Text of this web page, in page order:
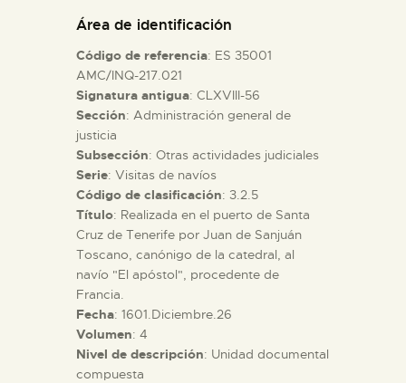
ESPAÑOL
PREPARAR LA VISITA
ACTIVIDADES
█
EL MUSEO
COLECCIONES
Área de identificación
Código de referencia: ES 35001
AMC/INQ-217.021
Signatura antigua: CLXVIII-56
Sección: Administración general de
justicia
Subsección: Otras actividades judiciales
Serie: Visitas de navíos
Código de clasificación: 3.2.5
Título: Realizada en el puerto de Santa
Cruz de Tenerife por Juan de Sanjuán
Toscano, canónigo de la catedral, al
navío "El apóstol", procedente de
Francia.
Fecha: 1601.Diciembre.26
Volumen: 4
Nivel de descripción: Unidad documental
compuesta